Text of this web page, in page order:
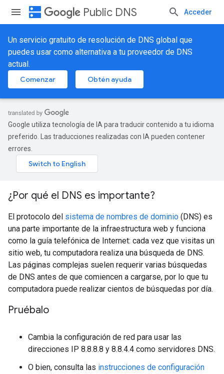
dns Public DNS Acceder
Un servicio gratuito de resolución de DNS global que
puedes usar como alternativa a tu proveedor de DNS
actual.
Comenzar Obtén ayuda
Google utiliza tecnología de IA para traducir contenido a tu idioma
preferido. Las traducciones realizadas con IA pueden contener
errores.
¿Por qué el DNS es importante?
El protocolo del sistema de nombres de dominio (DNS) es
una parte importante de la infraestructura web y funciona
como la guía telefónica de Internet: cada vez que visitas un
sitio web, tu computadora realiza una búsqueda de DNS.
Las páginas complejas suelen requerir varias búsquedas
de DNS antes de que comiencen a cargarse, por lo que tu
computadora puede realizar cientos de búsquedas por día.
Pruébalo
Cambia la configuración de red para usar las
direcciones IP 8.8.8.8 y 8.8.4.4 como servidores DNS.
O bien, consulta las instrucciones de configuración